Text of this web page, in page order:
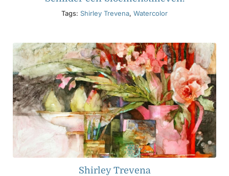
Tags: Shirley Trevena, Watercolor
Shirley Trevena